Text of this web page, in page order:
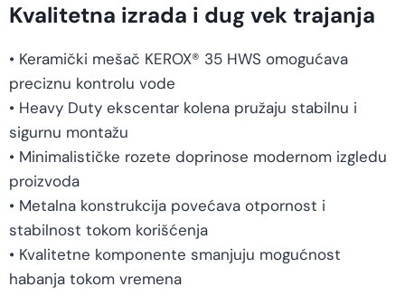
Kvalitetna izrada i dug vek trajanja
• Keramički mešač KEROX® 35 HWS omogućava
preciznu kontrolu vode
• Heavy Duty ekscentar kolena pružaju stabilnu i
sigurnu montažu
• Minimalističke rozete doprinose modernom izgledu
proizvoda
• Metalna konstrukcija povećava otpornost i
stabilnost tokom korišćenja
• Kvalitetne komponente smanjuju mogućnost
habanja tokom vremena